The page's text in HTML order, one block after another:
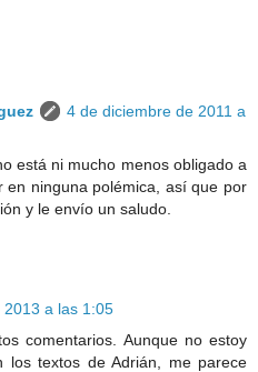
4 de diciembre de 2011 a
está ni mucho menos obligado a
en ninguna polémica, así que por
y le envío un saludo.
a las 1:05
comentarios. Aunque no estoy
los textos de Adrián, me parece